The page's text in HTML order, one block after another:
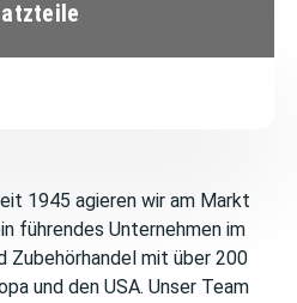
1945 agieren wir am Markt
führendes Unternehmen im
Zubehörhandel mit über 200
und den USA. Unser Team